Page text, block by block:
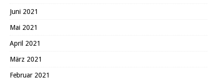
Juni 2021
Mai 2021
April 2021
März 2021
Februar 2021